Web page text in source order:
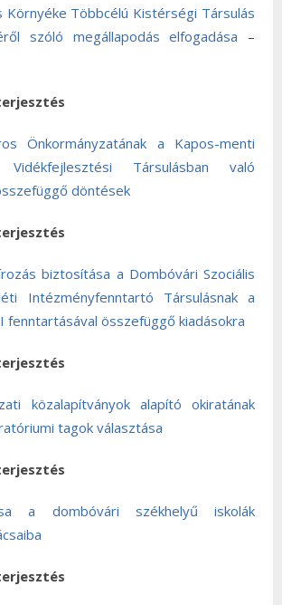
Környéke Többcélú Kistérségi Társulás
szóló megállapodás elfogadása –
Önkormányzatának a Kapos-menti
Társulásban való
döntések
biztosítása a Dombóvári Szociális
Intézményfenntartó Társulásnak a
fenntartásával összefüggő kiadásokra
közalapítványok alapító okiratának
tagok választása
a dombóvári székhelyű iskolák